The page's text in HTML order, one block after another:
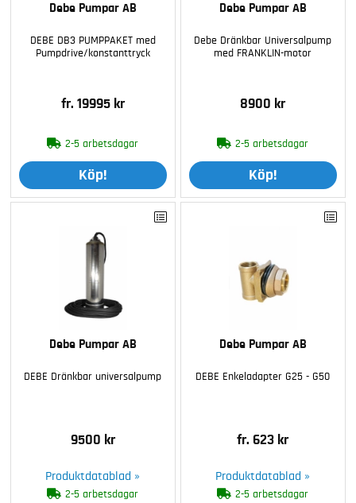
Debe Pumpar AB
DEBE DB3 PUMPPAKET med
Pumpdrive/konstanttryck
fr. 19995 kr
2-5 arbetsdagar
Köp!
Debe Pumpar AB
Debe Dränkbar Universalpump
med FRANKLIN-motor
8900 kr
2-5 arbetsdagar
Köp!
Debe Pumpar AB
DEBE Dränkbar universalpump
9500 kr
Produktdatablad »
2-5 arbetsdagar
Debe Pumpar AB
DEBE Enkeladapter G25 - G50
fr. 623 kr
Produktdatablad »
2-5 arbetsdagar